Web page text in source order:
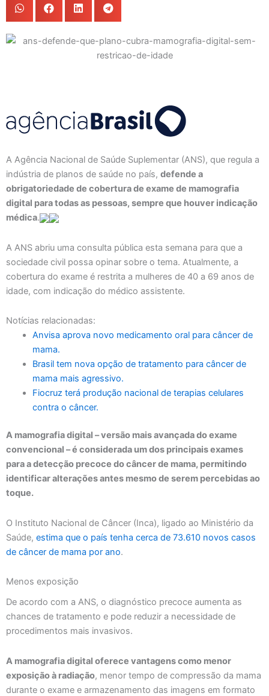
A Agência Nacional de Saúde Suplementar (ANS), que regula a
indústria de planos de saúde no país, defende a
obrigatoriedade de cobertura de exame de mamografia
digital para todas as pessoas, sempre que houver indicação
médica.
A ANS abriu uma consulta pública esta semana para que a
sociedade civil possa opinar sobre o tema. Atualmente, a
cobertura do exame é restrita a mulheres de 40 a 69 anos de
idade, com indicação do médico assistente.
Notícias relacionadas:
Anvisa aprova novo medicamento oral para câncer de
mama.
Brasil tem nova opção de tratamento para câncer de
mama mais agressivo.
Fiocruz terá produção nacional de terapias celulares
contra o câncer.
A mamografia digital – versão mais avançada do exame
convencional – é considerada um dos principais exames
para a detecção precoce do câncer de mama, permitindo
identificar alterações antes mesmo de serem percebidas ao
toque.
O Instituto Nacional de Câncer (Inca), ligado ao Ministério da
Saúde, estima que o país tenha cerca de 73.610 novos casos
de câncer de mama por ano.
Menos exposição
De acordo com a ANS, o diagnóstico precoce aumenta as
chances de tratamento e pode reduzir a necessidade de
procedimentos mais invasivos.
A mamografia digital oferece vantagens como menor
exposição à radiação, menor tempo de compressão da mama
durante o exame e armazenamento das imagens em formato